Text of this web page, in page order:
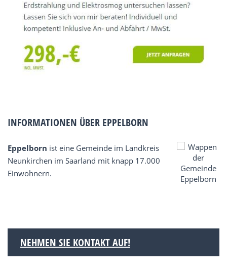
INFORMATIONEN ÜBER EPPELBORN
Eppelborn ist eine Gemeinde im Landkreis
Neunkirchen im Saarland mit knapp 17.000
Einwohnern.
NEHMEN SIE KONTAKT AUF!